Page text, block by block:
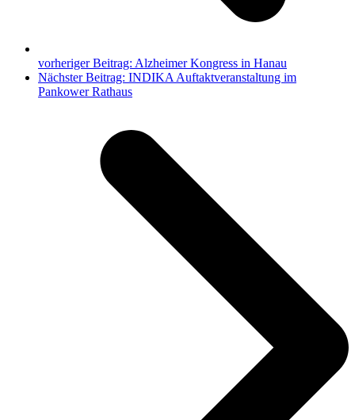
vorheriger Beitrag: Alzheimer Kongress in Hanau
Nächster Beitrag: INDIKA Auftaktveranstaltung im
Pankower Rathaus